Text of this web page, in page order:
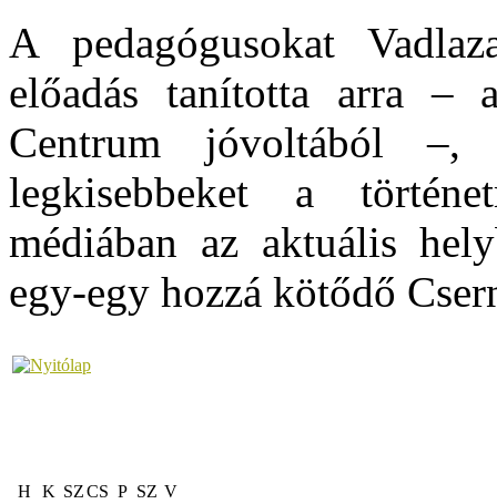
A pedagógusokat
előadás tanította arra –
Centrum jóvoltából –,
legkisebbeket a
médiában az aktuális
egy-egy hozzá kötődő
H K SZCS P SZ V